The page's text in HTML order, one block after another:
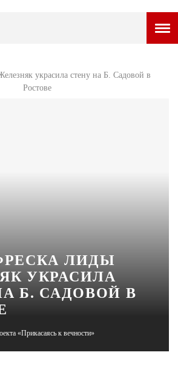
АФИША
ЖУРНАЛ
украсила стену на Б. Садовой в
Ростове
ЛИДЫ
УКРАСИЛА
Б. САДОВОЙ В
«Прикасаясь к вечности»